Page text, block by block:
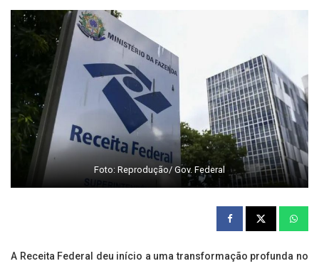
Foto: Reprodução/ Gov. Federal
A Receita Federal deu início a uma transformação profunda no